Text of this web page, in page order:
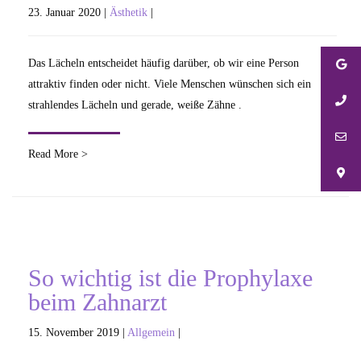
23. Januar 2020 | Ästhetik
Das Lächeln entscheidet häufig darüber, ob wir eine Person
attraktiv finden oder nicht. Viele Menschen wünschen sich ein
strahlendes Lächeln und gerade, weiße Zähne .
Read More >
So wichtig ist die Prophylaxe
beim Zahnarzt
15. November 2019 | Allgemein